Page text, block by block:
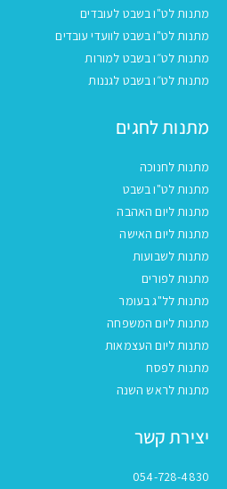
מתנות לט"ו בשבט לעובדים
מתנות לט"ו בשבט לוועדי עובדים
מתנות לט״ו בשבט למורות
מתנות לט״ו בשבט לגננות
מתנות לחגים
מתנות לחנוכה
מתנות לט"ו בשבט
מתנות ליום האהבה
מתנות ליום האישה
מתנות לשבועות
מתנות לפורים
מתנות לל"ג בעומר
מתנות ליום המשפחה
מתנות ליום העצמאות
מתנות לפסח
מתנות לראש השנה
יצירת קשר
054-728-4830